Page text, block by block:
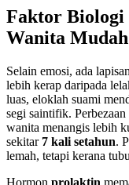
Faktor Biologi
Wanita
Selain emosi, ada
lebih kerap daripada
luas, eloklah suami
segi saintifik.
wanita menangis lebih
sekitar 7 kali setahun.
lemah, tetapi kerana
Hormon prolaktin